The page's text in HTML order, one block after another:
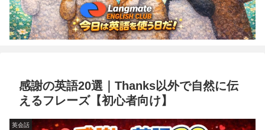
感謝の英語20選｜Thanks以外で自然に伝
えるフレーズ【初心者向け】
英会話